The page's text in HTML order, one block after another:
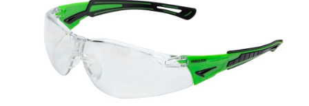
hviezdičiek.